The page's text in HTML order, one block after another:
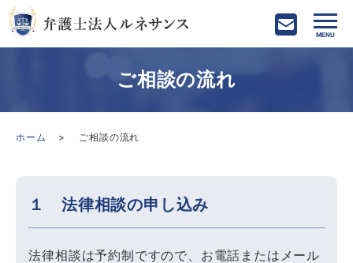
ご相談の流れ
ホーム ご相談の流れ
１ 法律相談の申し込み
法律相談は予約制ですので、お電話またはメール